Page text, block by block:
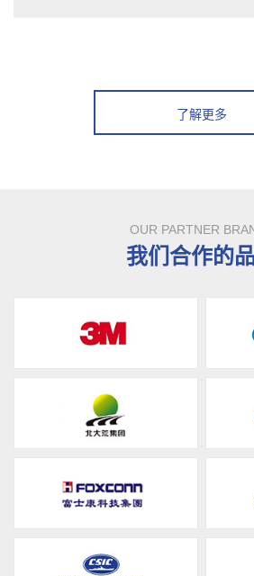
了解更多
OUR PARTNER
我们合作的